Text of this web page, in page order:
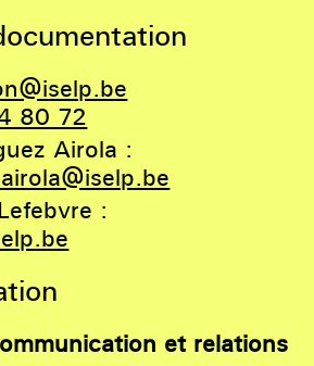
80 72
Airola :
:
et relations